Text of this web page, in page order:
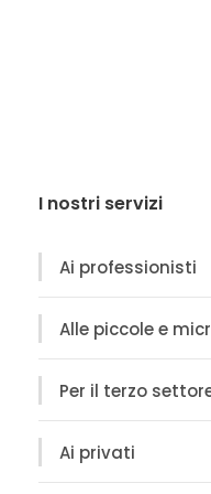
I nostri servizi
Ai professionisti
Alle piccole e
Per il terzo
Ai privati